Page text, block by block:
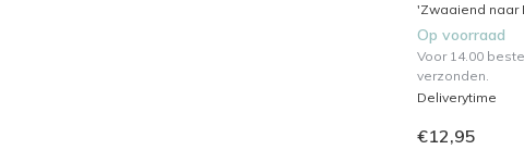
'Zwaaiend naar
Op voorraad
Voor 14.00
verzonden.
Deliverytime
€12,95